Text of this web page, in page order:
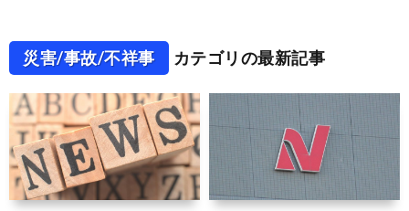
災害/事故/不祥事 カテゴリの最新記事